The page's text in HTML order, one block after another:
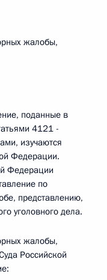
жалобы,
поданные в
4121 -
изучаются
Федерации.
Федерации
по
представлению,
уголовного дела.
жалобы,
Российской